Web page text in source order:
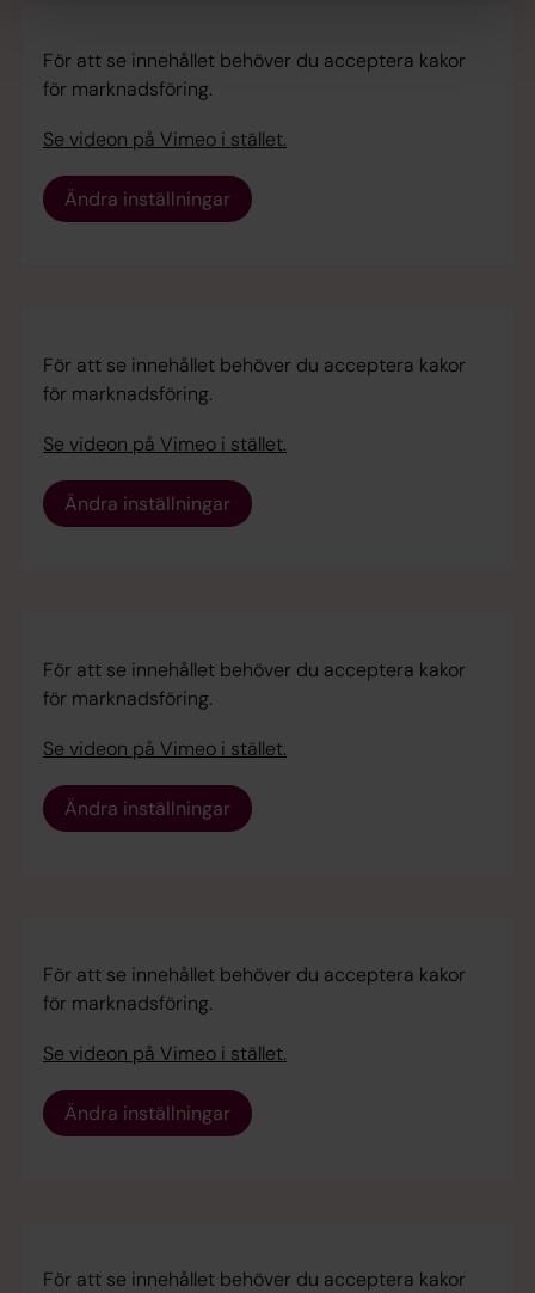
För att se innehållet behöver du acceptera kakor
för marknadsföring.
Se videon på Vimeo i stället.
Ändra inställningar
För att se innehållet behöver du acceptera kakor
för marknadsföring.
Se videon på Vimeo i stället.
Ändra inställningar
För att se innehållet behöver du acceptera kakor
för marknadsföring.
Se videon på Vimeo i stället.
Ändra inställningar
För att se innehållet behöver du acceptera kakor
för marknadsföring.
Se videon på Vimeo i stället.
Ändra inställningar
För att se innehållet behöver du acceptera kakor